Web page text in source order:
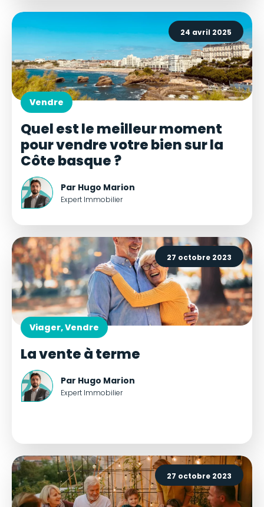
24 avril 2025
Vendre
Quel est le meilleur moment
pour vendre votre bien sur la
Côte basque ?
Par Hugo Marion
Expert Immobilier
27 octobre 2023
Viager, Vendre
La vente à terme
Par Hugo Marion
Expert Immobilier
27 octobre 2023